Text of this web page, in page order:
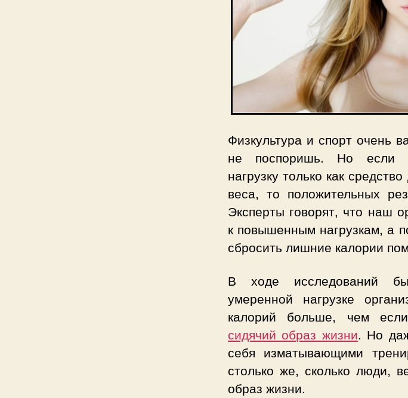
Физкультура и спорт очень
не поспоришь. Но если
нагрузку только как
веса, то положительных
Эксперты говорят, что наш
к повышенным нагрузкам, а
сбросить лишние калории
В ходе исследований
умеренной нагрузке
калорий больше, чем
сидячий образ жизни. Но
себя изматывающими
столько же, сколько люди,
образ жизни.